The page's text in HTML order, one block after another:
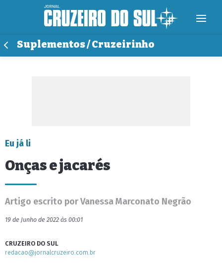
Suplementos / Cruzeirinho
Eu já li
Onças e jacarés
Artigo escrito por Vanessa Marconato Negrão
19 de Junho de 2022 às 00:01
CRUZEIRO DO SUL
redacao@jornalcruzeiro.com.br